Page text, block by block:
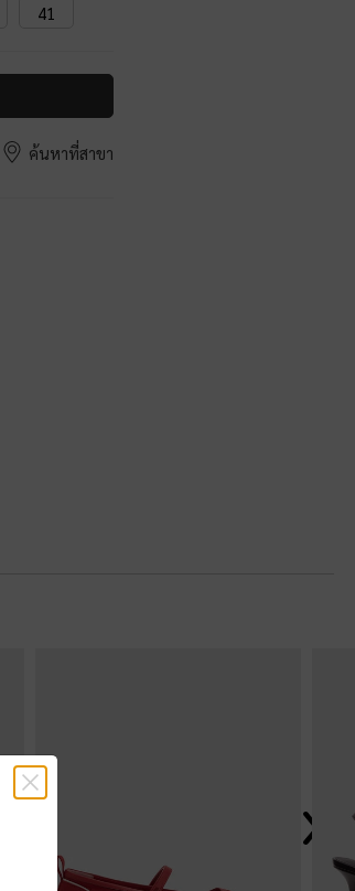
41
ค้นหาที่สาขา